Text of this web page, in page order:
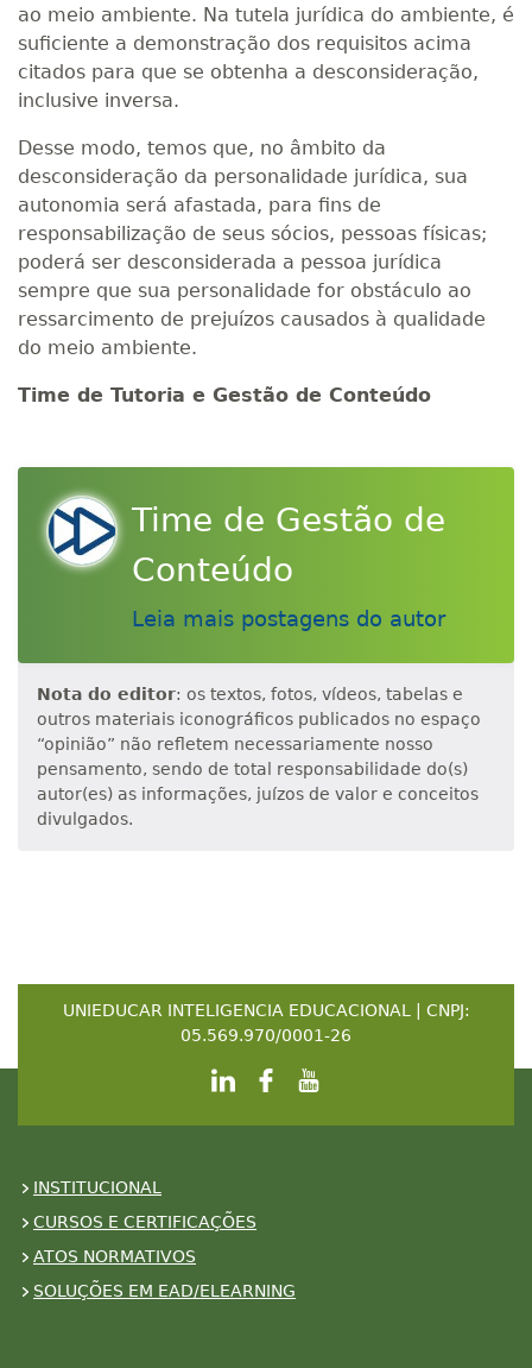
ao meio ambiente. Na tutela jurídica do ambiente, é
suficiente a demonstração dos requisitos acima
citados para que se obtenha a desconsideração,
inclusive inversa.
Desse modo, temos que, no âmbito da
desconsideração da personalidade jurídica, sua
autonomia será afastada, para fins de
responsabilização de seus sócios, pessoas físicas;
poderá ser desconsiderada a pessoa jurídica
sempre que sua personalidade for obstáculo ao
ressarcimento de prejuízos causados à qualidade
do meio ambiente.
Time de Tutoria e Gestão de Conteúdo
Time de Gestão de
Conteúdo
Leia mais postagens do autor
Nota do editor: os textos, fotos, vídeos, tabelas e
outros materiais iconográficos publicados no espaço
“opinião” não refletem necessariamente nosso
pensamento, sendo de total responsabilidade do(s)
autor(es) as informações, juízos de valor e conceitos
divulgados.
UNIEDUCAR INTELIGENCIA EDUCACIONAL | CNPJ:
05.569.970/0001-26
INSTITUCIONAL
CURSOS E CERTIFICAÇÕES
ATOS NORMATIVOS
SOLUÇÕES EM EAD/ELEARNING